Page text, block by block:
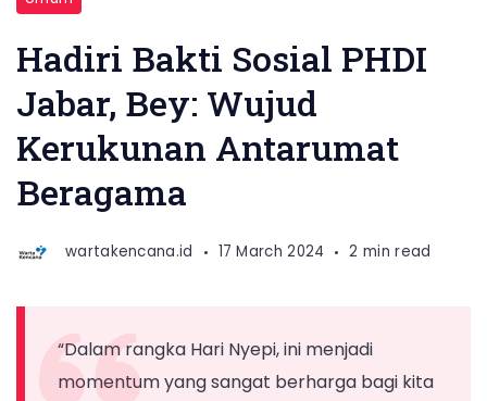
Hadiri Bakti Sosial PHDI
Jabar, Bey: Wujud
Kerukunan Antarumat
Beragama
wartakencana.id 17 March 2024 2 min read
“Dalam rangka Hari Nyepi, ini menjadi
momentum yang sangat berharga bagi kita